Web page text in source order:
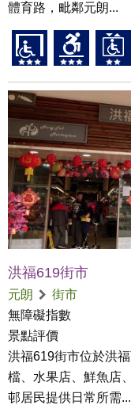
體育路，毗鄰元朗...
洪福619街市
元朗
街市
無障礙指數
景點評價
洪福619街市位於洪
檔、水果店、鮮魚店
邨居民提供日常所需...